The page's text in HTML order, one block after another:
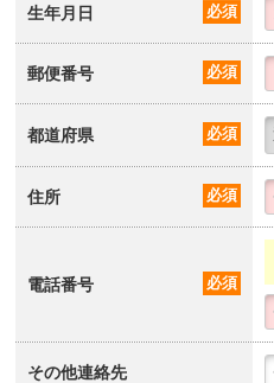
生年月日 必須
郵便番号 必須
都道府県 必須
住所 必須
電話番号 必須
その他連絡先